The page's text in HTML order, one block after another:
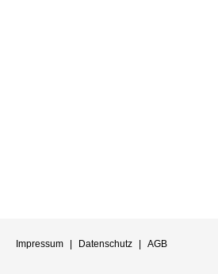
Impressum Datenschutz AGB